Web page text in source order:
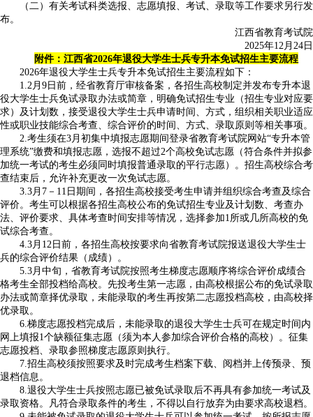
（二）有关考试科类选报、志愿填报、考试、录取等工作要求另行发
布。
江西省教育考试院
2025年12月24日
附件：江西省2026年退役大学生士兵专升本免试招生主要流程
2026年退役大学生士兵专升本免试招生主要流程如下：
1.2月9日前，经省教育厅审核备案，各招生高校制定并发布专升本退
役大学生士兵免试录取办法或简章，明确免试招生专业（招生专业对应要
求）及计划数，接受退役大学生士兵申请时间、方式，组织相关职业适应
性或职业技能综合考查、综合评价的时间、方式、录取原则等相关事项。
2.考生须在3月初集中填报志愿期间登录省教育考试院网站“专升本管
理系统”缴费和填报志愿，选报不超过2个高校免试志愿（符合条件并拟参
加统一考试的考生必须同时填报普通录取的平行志愿）。招生高校综合考
查结束后，允许补充更改一次免试志愿。
3.3月7－11日期间，各招生高校接受考生申请并组织综合考查及综合
评价。考生可以根据各招生高校公布的免试招生专业及计划数、考查办
法、评价要求、具体考查时间安排等情况，选择参加1所或几所高校的免
试综合考查。
4.3月12日前，各招生高校按要求向省教育考试院报送退役大学生士
兵的综合评价结果（成绩）。
5.3月中旬，省教育考试院按照考生梯度志愿顺序将综合评价成绩合
格考生全部投档给高校。先投考生第一志愿，由高校根据公布的免试录取
办法或简章择优录取，未能录取的考生再按第二志愿投档高校，由高校择
优录取。
6.梯度志愿投档完成后，未能录取的退役大学生士兵可在规定时间内
网上填报1个缺额征集志愿（须为本人参加综合评价合格的高校）。征集
志愿投档、录取参照梯度志愿原则执行。
7.招生高校须按照要求及时完成考生档案下载、阅档并上传预录、预
退档信息。
8.退役大学生士兵按照志愿已被免试录取后不再具有参加统一考试及
录取资格。凡符合录取条件的考生，不得以自行放弃为由要求高校退档。